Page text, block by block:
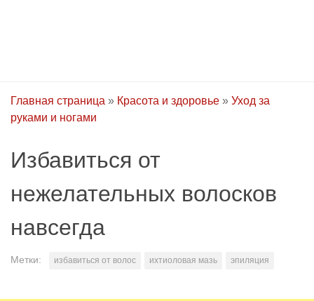
Главная страница » Красота и здоровье » Уход за
руками и ногами
Избавиться от
нежелательных волосков
навсегда
Метки: избавиться от волос ихтиоловая мазь эпиляция